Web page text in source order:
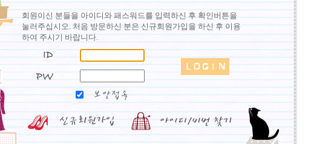
회원이신 분들을 아이디와 패스워드를 입력하신 후 확인버튼을
눌러주십시오. 처음 방문하신 분은 신규회원가입을 하신 후 이용
하여 주시기 바랍니다.